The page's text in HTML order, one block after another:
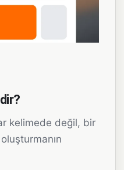
kelimede değil, bir